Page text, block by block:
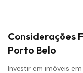
Considerações
Porto Belo
Investir em imóveis